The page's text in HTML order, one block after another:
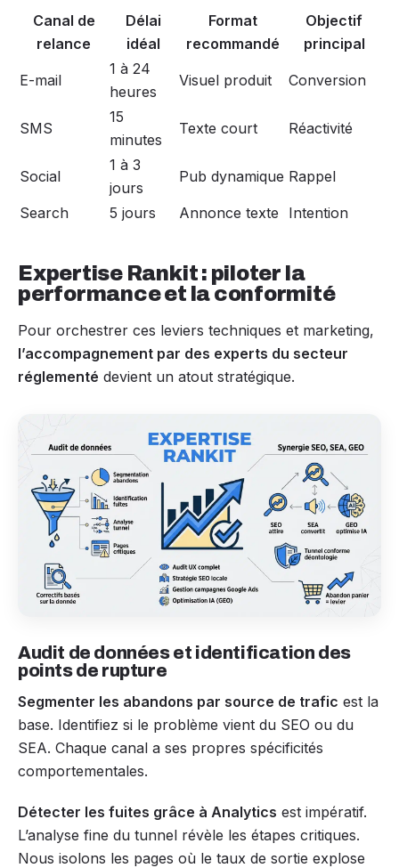
Canal de
relance
Délai
idéal
Format
recommandé
Objectif
principal
E-mail
1 à 24
heures
Visuel produit Conversion
SMS
15
minutes
Texte court Réactivité
Social
1 à 3
jours
Pub dynamique Rappel
Search 5 jours Annonce texte Intention
Expertise Rankit : piloter la
performance et la conformité
Pour orchestrer ces leviers techniques et marketing,
l’accompagnement par des experts du secteur
réglementé devient un atout stratégique.
Audit de données et identification des
points de rupture
Segmenter les abandons par source de trafic est la
base. Identifiez si le problème vient du SEO ou du
SEA. Chaque canal a ses propres spécificités
comportementales.
Détecter les fuites grâce à Analytics est impératif.
L’analyse fine du tunnel révèle les étapes critiques.
Nous isolons les pages où le taux de sortie explose